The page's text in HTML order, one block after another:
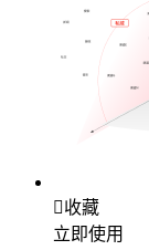
收藏
立即使用